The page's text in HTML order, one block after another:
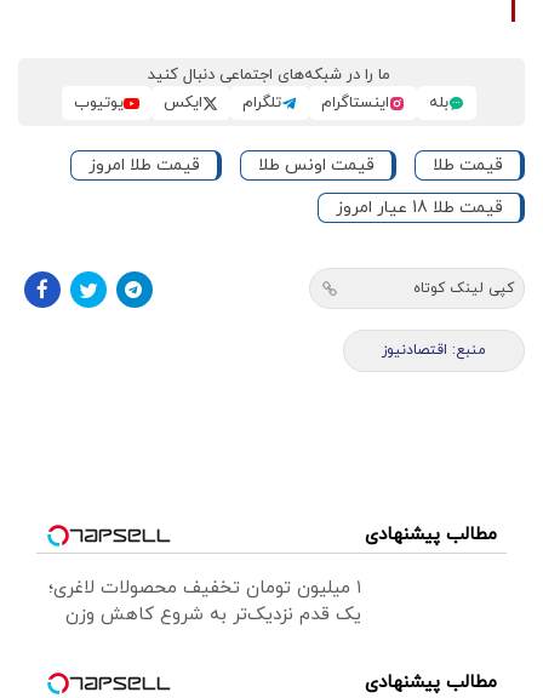
ما را در شبکه‌های اجتماعی دنبال کنید
بله
اینستاگرام تلگرام ایکس یوتیوب
قیمت طلا قیمت اونس طلا
قیمت طلا امروز
قیمت طلا 18 عیار امروز
کپی لینک کوتاه
منبع: اقتصادنیوز
مطالب پیشنهادی
۱ میلیون تومان تخفیف محصولات لاغری؛
یک قدم نزدیک‌تر به شروع کاهش وزن
مطالب پیشنهادی